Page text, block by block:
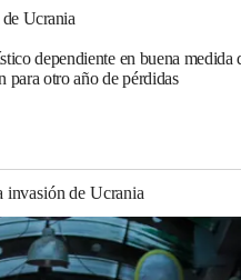
Ucrania
dependiente en buena
para otro año de pérdidas
invasión de Ucrania